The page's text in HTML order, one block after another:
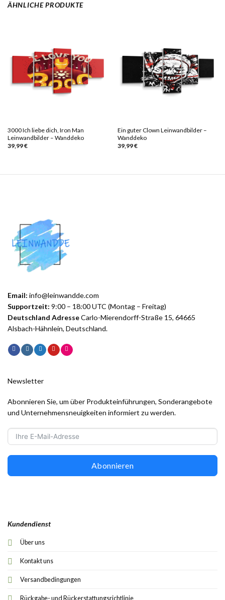
ÄHNLICHE PRODUKTE
3000 Ich liebe dich, Iron Man
Leinwandbilder – Wanddeko
39,99€
Ein guter Clown Leinwandbilder –
Wanddeko
39,99€
Email: info@leinwandde.com
Supportzeit: 9:00 – 18:00 UTC (Montag – Freitag)
Deutschland AdresseCarlo-Mierendorff-Straße 15, 64665
Alsbach-Hähnlein, Deutschland.
Kundendienst
Über uns
Kontakt uns
Versandbedingungen
Rückgabe- und Rückerstattungsrichtlinie
Newsletter
Abonnieren Sie, um über Produkteinführungen, Sonderangebote
und Unternehmensneuigkeiten informiert zu werden.
Abonnieren